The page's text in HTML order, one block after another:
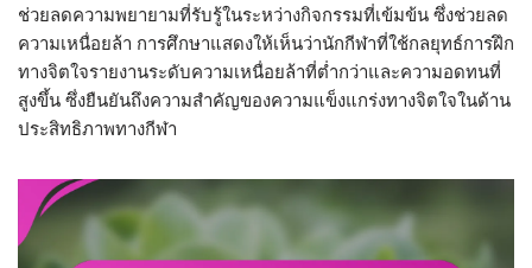
ช่วยลดความพยายามที่รับรู้ในระหว่างกิจกรรมที่เข้มข้น ซึ่งช่วยลด
ความเหนื่อยล้า การศึกษาแสดงให้เห็นว่านักกีฬาที่ใช้กลยุทธ์การฝึก
ทางจิตใจรายงานระดับความเหนื่อยล้าที่ต่ำกว่าและความอดทนที่
สูงขึ้น ซึ่งยืนยันถึงความสำคัญของความแข็งแกร่งทางจิตใจในด้าน
ประสิทธิภาพทางกีฬา